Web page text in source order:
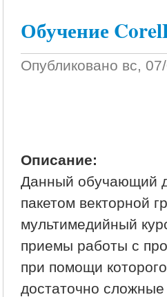
Обучение
Опубликовано вс,
Описание:
Данный обучающий
пакетом векторной
мультимедийный
приемы работы с
при помощи
достаточно